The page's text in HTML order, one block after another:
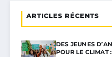
ARTICLES RÉCENTS
DES JEUNES
POUR LE CLIMAT